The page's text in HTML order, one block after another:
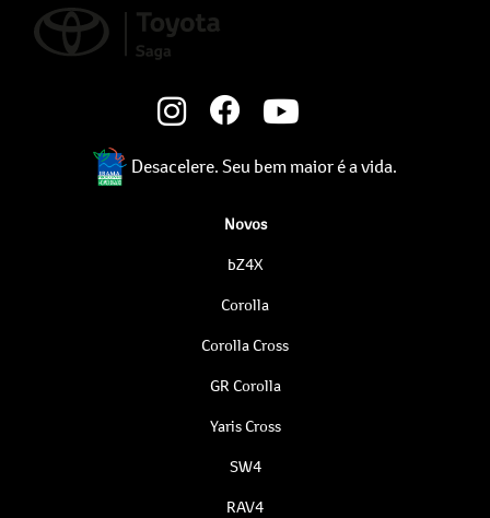
Desacelere. Seu bem maior é a vida.
Novos
bZ4X
Corolla
Corolla Cross
GR Corolla
Yaris Cross
SW4
RAV4